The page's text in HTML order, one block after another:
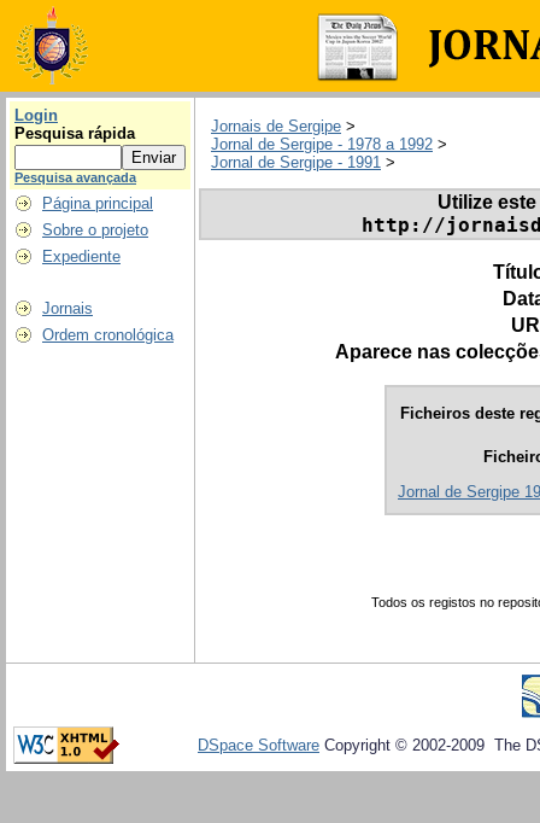
Login
Pesquisa rápida
Pesquisa avançada
Página principal
Sobre o projeto
Expediente
Jornais
Ordem cronológica
Jornais de Sergipe >
Jornal de Sergipe - 1978 a 1992 >
Jornal de Sergipe - 1991 >
Utilize
http://
Aparece nas
Ficheiros deste
Jornal de Sergipe
Todos os registos no
DSpace Software Copyright © 2002-2009 The